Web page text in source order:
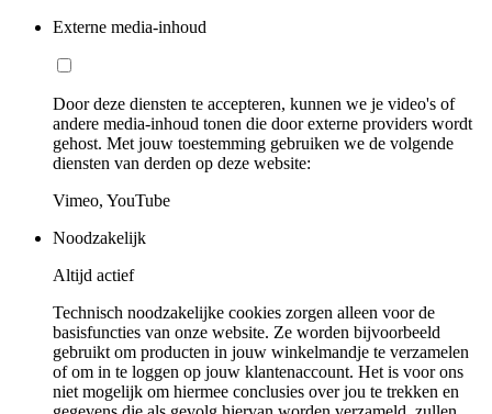
Externe media-inhoud
Door deze diensten te accepteren, kunnen we je video's of
andere media-inhoud tonen die door externe providers wordt
gehost. Met jouw toestemming gebruiken we de volgende
diensten van derden op deze website:
Vimeo, YouTube
Noodzakelijk
Altijd actief
Technisch noodzakelijke cookies zorgen alleen voor de
basisfuncties van onze website. Ze worden bijvoorbeeld
gebruikt om producten in jouw winkelmandje te verzamelen
of om in te loggen op jouw klantenaccount. Het is voor ons
niet mogelijk om hiermee conclusies over jou te trekken en